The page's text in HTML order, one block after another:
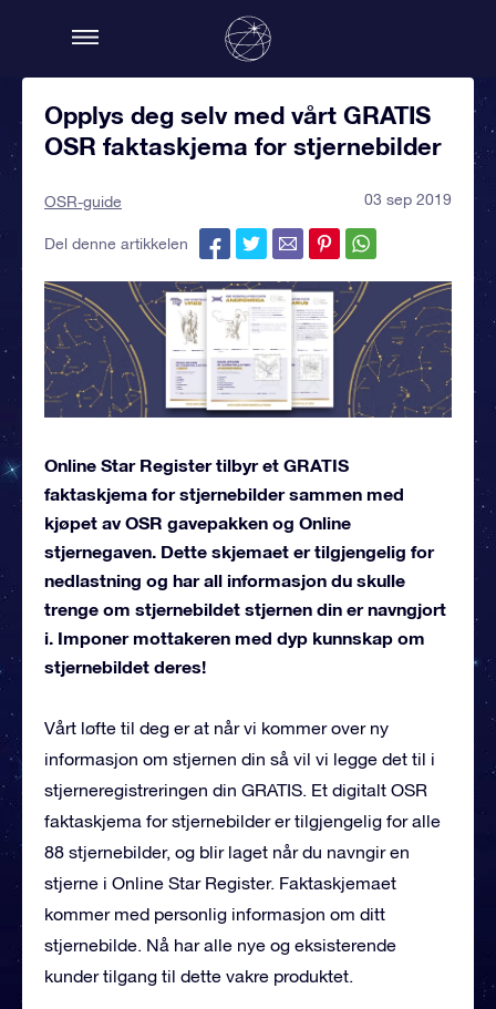
Opplys deg selv med vårt GRATIS
OSR faktaskjema for stjernebilder
OSR-guide 03 sep 2019
Del denne artikkelen
Online Star Register tilbyr et GRATIS
faktaskjema for stjernebilder sammen med
kjøpet av OSR gavepakken og Online
stjernegaven. Dette skjemaet er tilgjengelig for
nedlastning og har all informasjon du skulle
trenge om stjernebildet stjernen din er navngjort
i. Imponer mottakeren med dyp kunnskap om
stjernebildet deres!
Vårt løfte til deg er at når vi kommer over ny
informasjon om stjernen din så vil vi legge det til i
stjerneregistreringen din GRATIS. Et digitalt OSR
faktaskjema for stjernebilder er tilgjengelig for alle
88 stjernebilder, og blir laget når du navngir en
stjerne i Online Star Register. Faktaskjemaet
kommer med personlig informasjon om ditt
stjernebilde. Nå har alle nye og eksisterende
kunder tilgang til dette vakre produktet.